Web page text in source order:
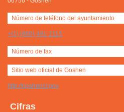
Número de teléfono del ayuntamiento
+(1) (860) 491-2115
Número de fax
Sitio web oficial de Goshen
http://goshenct.gov
Cifras